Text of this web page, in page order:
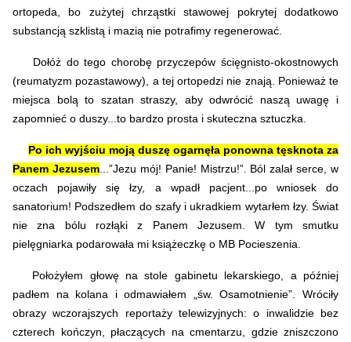
ortopeda, bo zużytej chrząstki stawowej pokrytej dodatkowo
substancją szklistą i mazią nie potrafimy regenerować.
Dołóż do tego chorobę przyczepów ścięgnisto-okostnowych
(reumatyzm pozastawowy), a tej ortopedzi nie znają. Ponieważ te
miejsca bolą to szatan straszy, aby odwrócić naszą uwagę i
zapomnieć o duszy...to bardzo prosta i skuteczna sztuczka.
Po ich wyjściu moją duszę ogarnęła ponowna tęsknota za
Panem Jezusem...”Jezu mój! Panie! Mistrzu!”. Ból zalał serce, w
oczach pojawiły się łzy, a wpadł pacjent...po wniosek do
sanatorium! Podszedłem do szafy i ukradkiem wytarłem łzy. Świat
nie zna bólu rozłąki z Panem Jezusem. W tym smutku
pielęgniarka podarowała mi książeczkę o MB Pocieszenia.
Położyłem głowę na stole gabinetu lekarskiego, a później
padłem na kolana i odmawiałem „św. Osamotnienie”. Wróciły
obrazy wczorajszych reportaży telewizyjnych: o inwalidzie bez
czterech kończyn, płaczących na cmentarzu, gdzie zniszczono